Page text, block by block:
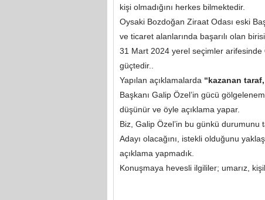
kişi olmadığını herkes bilmektedir.
Oysaki Bozdoğan Ziraat Odası eski
ve ticaret alanlarında başarılı olan birisi.
31 Mart 2024 yerel seçimler
güçtedir..
Yapılan açıklamalarda “kazanan
Başkanı Galip Özel’in gücü
düşünür ve öyle açıklama yapar.
Biz, Galip Özel’in bu günkü
Adayı olacağını, istekli olduğunu
açıklama yapmadık.
Konuşmaya hevesli ilgililer; umarız,